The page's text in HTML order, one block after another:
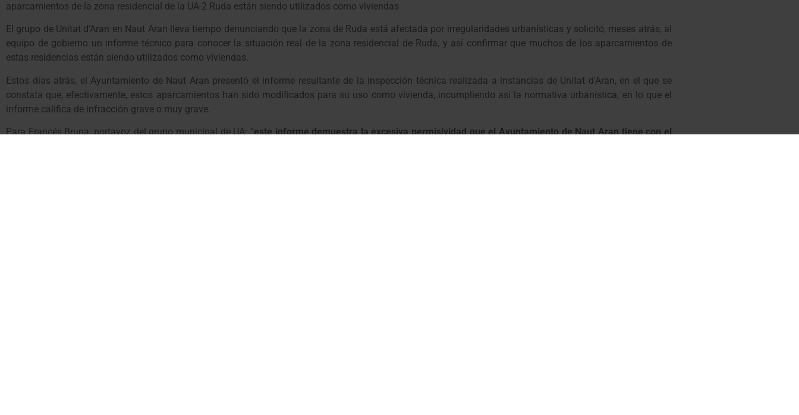
aparcamientos de la zona residencial de la UA-2 Ruda están siendo utilizados como viviendas
El grupo de Unitat d’Aran en Naut Aran lleva tiempo denunciando que la zona de Ruda está afectada por irregularidades urbanísticas y solicitó, meses atrás, al
equipo de gobierno un informe técnico para conocer la situación real de la zona residencial de Ruda, y así confirmar que muchos de los aparcamientos de
estas residencias están siendo utilizados como viviendas.
Estos días atrás, el Ayuntamiento de Naut Aran presentó el informe resultante de la inspección técnica realizada a instancias de Unitat d’Aran, en el que se
constata que, efectivamente, estos aparcamientos han sido modificados para su uso como vivienda, incumpliendo así la normativa urbanística, en lo que el
informe califica de infracción grave o muy grave.
Para Francés Bruna, portavoz del grupo municipal de UA: “este informe demuestra la excesiva permisividad que el Ayuntamiento de Naut Aran tiene con el